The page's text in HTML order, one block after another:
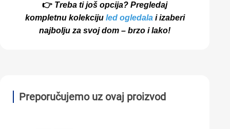
👉 Treba ti još opcija? Pregledaj
kompletnu kolekciju led ogledalai izaberi
najbolju za svoj dom – brzo i lako!
Preporučujemo uz ovaj proizvod